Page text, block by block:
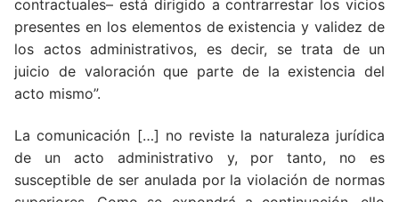
contractuales– está dirigido a contrarrestar los vicios
presentes en los elementos de existencia y validez de
los actos administrativos, es decir, se trata de un
juicio de valoración que parte de la existencia del
acto mismo”.
La comunicación […] no reviste la naturaleza jurídica
de un acto administrativo y, por tanto, no es
susceptible de ser anulada por la violación de normas